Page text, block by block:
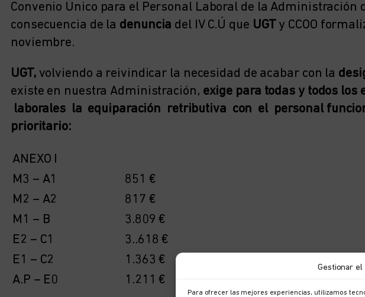
Gestionar
Para ofrecer las mejores experiencias, utilizamos
Convenio Único para el Personal Laboral de la Administración
consecuencia de la denuncia del IV C.Ú que UGT y CCOO
noviembre.
UGT, volviendo a reivindicar la necesidad de acabar con la
existe en nuestra Administración, exige para todas y todos
laborales la equiparación retributiva con el personal
prioritario:
ANEXO I
M3 – A1
851 €
M2 – A2
817 €
M1 – B
3.809 €
E2 – C1
3..618 €
E1 – C2
1.363 €
A.P – E0
1.211 €